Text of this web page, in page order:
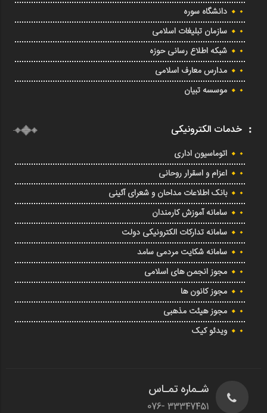
دانشگاه سوره
سازمان تبلیغات اسلامی
شبکه اطلاع رسانی حوزه
مدارس معارف اسلامی
موسسه تبیان
خدمات الکترونیکی
اتوماسیون اداری
اعزام و اسقرار روحانی
بانک اطلاعات مداحان و شعرای آئینی
سامانه آموزش کارمندان
سامانه تدارکات الکترونیکی دولت
سامانه شکایت مردمی سامد
مجوز انجمن های اسلامی
مجوز کانون ها
مجوز هیئت مذهبی
ویدئو کیک
شـماره تمـاس
33347451 -076